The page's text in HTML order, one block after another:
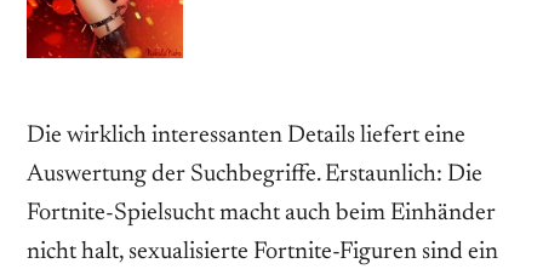
Die wirklich interessanten Details liefert eine
Auswertung der Suchbegriffe. Erstaunlich: Die
Fortnite-Spielsucht macht auch beim Einhänder
nicht halt, sexualisierte Fortnite-Figuren sind ein